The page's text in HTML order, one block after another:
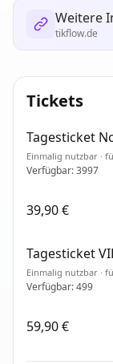
Weitere
tikflow.de
Tickets
Tagesticket
Einmalig nutzbar ·
Verfügbar: 3997
39,90 €
Tagesticket
Einmalig nutzbar ·
Verfügbar: 499
59,90 €